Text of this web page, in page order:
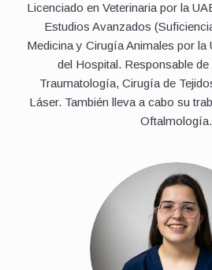
Licenciado en Veterinaria por la
Estudios Avanzados
Medicina y Cirugía Animales por la
del Hospital. Responsable
Traumatología, Cirugía de
Láser. También lleva a cabo su
Oftalmología.